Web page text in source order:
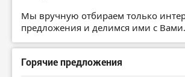
Мы вручную отбираем только
предложения и делимся ими с Вами.
Горячие предложения